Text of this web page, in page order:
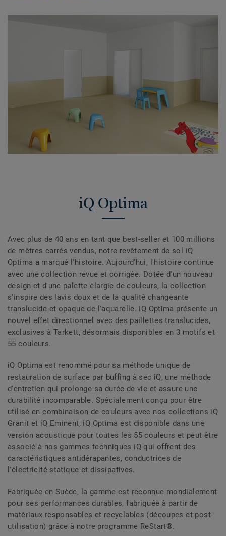
iQ Optima
Avec plus de 40 ans en tant que best-seller et 100 millions
de mètres carrés vendus, notre revêtement de sol iQ
Optima a marqué l'histoire. Aujourd'hui, l'histoire continue
avec une collection revue et corrigée. Dotée d'un nouveau
design et d'une palette élargie de couleurs, la collection
s'inspire des lavis doux et de la qualité changeante
translucide et opaque de l'aquarelle. iQ Optima présente un
nouvel effet directionnel avec des paillettes translucides,
exclusives à Tarkett, désormais disponibles en 3 motifs et
55 couleurs.
iQ Optima est renommé pour sa méthode unique de
restauration de surface par buffing à sec iQ, une méthode
d'entretien qui prolonge sa durée de vie et assure une
durabilité incomparable. Spécialement conçu pour être
utilisé en combinaison de couleurs avec nos collections iQ
Granit et iQ Eminent, iQ Optima est disponible dans une
version acoustique pour toutes les 55 couleurs et peut être
associé à nos gammes techniques iQ qui offrent des
caractéristiques antidérapantes, conductrices de
l'électricité statique et dissipatives.
Fabriquée en Suède, la gamme est reconnue mondialement
pour ses performances durables, fabriquée à partir de
matériaux responsables et recyclables (découpes et post-
utilisation) grâce à notre programme ReStart®.